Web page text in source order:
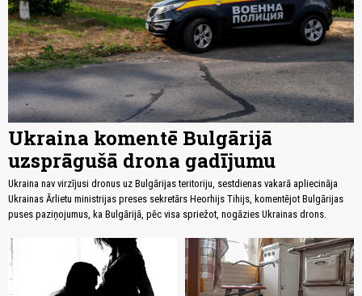
Ukraina komentē Bulgārijā
uzsprāgušā drona gadījumu
Ukraina nav virzījusi dronus uz Bulgārijas teritoriju, sestdienas vakarā apliecināja
Ukrainas Ārlietu ministrijas preses sekretārs Heorhijs Tihijs, komentējot Bulgārijas
puses paziņojumus, ka Bulgārijā, pēc visa spriežot, nogāzies Ukrainas drons.